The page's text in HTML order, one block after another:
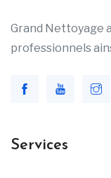
Grand Nettoyage
professionnels
Services